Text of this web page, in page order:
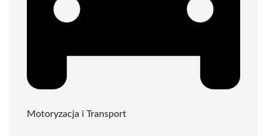
Motoryzacja i Transport